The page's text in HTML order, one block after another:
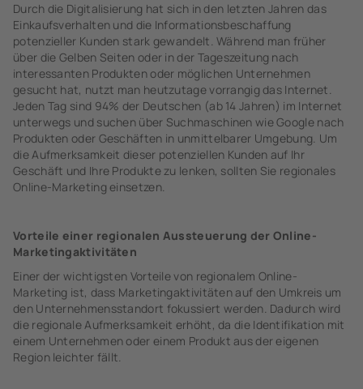
Durch die Digitalisierung hat sich in den letzten Jahren das
Einkaufsverhalten und die Informationsbeschaffung
potenzieller Kunden stark gewandelt. Während man früher
über die Gelben Seiten oder in der Tageszeitung nach
interessanten Produkten oder möglichen Unternehmen
gesucht hat, nutzt man heutzutage vorrangig das Internet.
Jeden Tag sind 94% der Deutschen (ab 14 Jahren) im Internet
unterwegs und suchen über Suchmaschinen wie Google nach
Produkten oder Geschäften in unmittelbarer Umgebung. Um
die Aufmerksamkeit dieser potenziellen Kunden auf Ihr
Geschäft und Ihre Produkte zu lenken, sollten Sie regionales
Online-Marketing einsetzen.
Vorteile einer regionalen Aussteuerung der Online-
Marketingaktivitäten
Einer der wichtigsten Vorteile von regionalem Online-
Marketing ist, dass Marketingaktivitäten auf den Umkreis um
den Unternehmensstandort fokussiert werden. Dadurch wird
die regionale Aufmerksamkeit erhöht, da die Identifikation mit
einem Unternehmen oder einem Produkt aus der eigenen
Region leichter fällt.